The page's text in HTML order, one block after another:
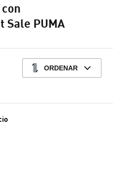
Sale PUMA
ORDENAR